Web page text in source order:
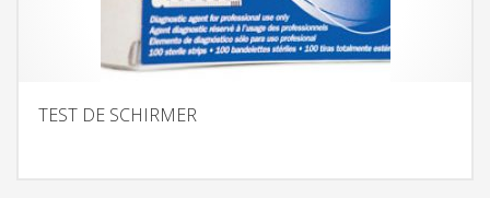
TEST DE SCHIRMER